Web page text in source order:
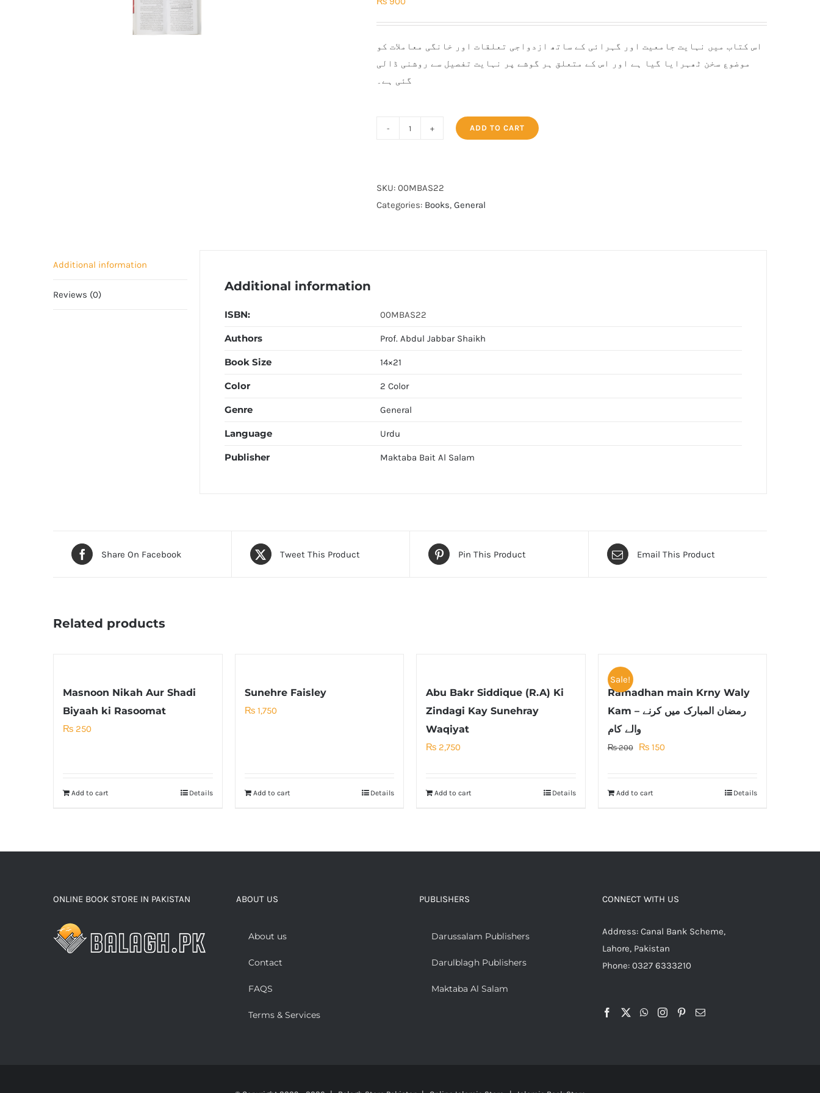
اس کتاب میں نہایت جامعیت اور گہرائی کے ساتھ ازدواجی تعلقات اور خانگی معاملات کو
موضوع سخن ٹھہرایا گیا ہے اور اس کے متعلق ہر گوشے پر نہایت تفصیل سے روشنی ڈالی
گئی ہے۔
Sunahray
Usool
ADD TO CART
SKU: 00MBAS22
Categories: Books, General
Additional information
Reviews (0)
Additional information
ISBN: 00MBAS22
Authors Prof. Abdul Jabbar Shaikh
Book Size 14×21
Color 2 Color
Genre General
Language Urdu
Publisher Maktaba Bait Al Salam
Share On Facebook Tweet This Product Pin This Product Email This Product
Related products
Masnoon Nikah Aur Shadi
Biyaah ki Rasoomat
₨ 250
Add to cart Details
Sunehre Faisley
₨1,750
Add to cart Details
Abu Bakr Siddique (R.A) Ki
Zindagi Kay Sunehray
Waqiyat
₨ 2,750
Add to cart Details
Sale!
Ramadhan main Krny Waly
Kam – رمضان المبارک میں کرنے
والے کام
₨200
Original
₨ 200.
₨150Current
Add to cart Details
ONLINE BOOK STORE IN PAKISTAN ABOUT US
About us
Contact
FAQS
Terms & Services
PUBLISHERS
Darussalam Publishers
Darulblagh Publishers
Maktaba Al Salam
CONNECT WITH US
Address: Canal Bank Scheme,
Lahore, Pakistan
Phone: 0327 6333210